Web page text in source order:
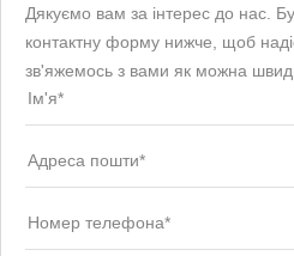
Дякуємо вам за інтерес до нас.
контактну форму нижче, щоб
зв'яжемось з вами як можна